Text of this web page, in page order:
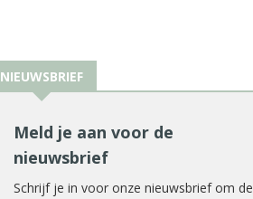
NIEUWSBRIEF
Meld je aan voor de
nieuwsbrief
Schrijf je in voor onze nieuwsbrief om de